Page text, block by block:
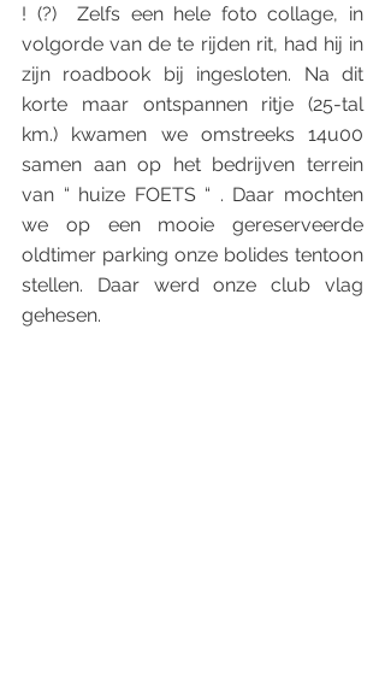
! (?)  Zelfs een hele foto collage, in
volgorde van de te rijden rit, had hij in
zijn roadbook bij ingesloten. Na dit
korte maar ontspannen ritje (25-tal
km.) kwamen we omstreeks 14u00
samen aan op het bedrijven terrein
van “ huize FOETS “ . Daar mochten
we op een mooie gereserveerde
oldtimer parking onze bolides tentoon
stellen. Daar werd onze club vlag
gehesen.